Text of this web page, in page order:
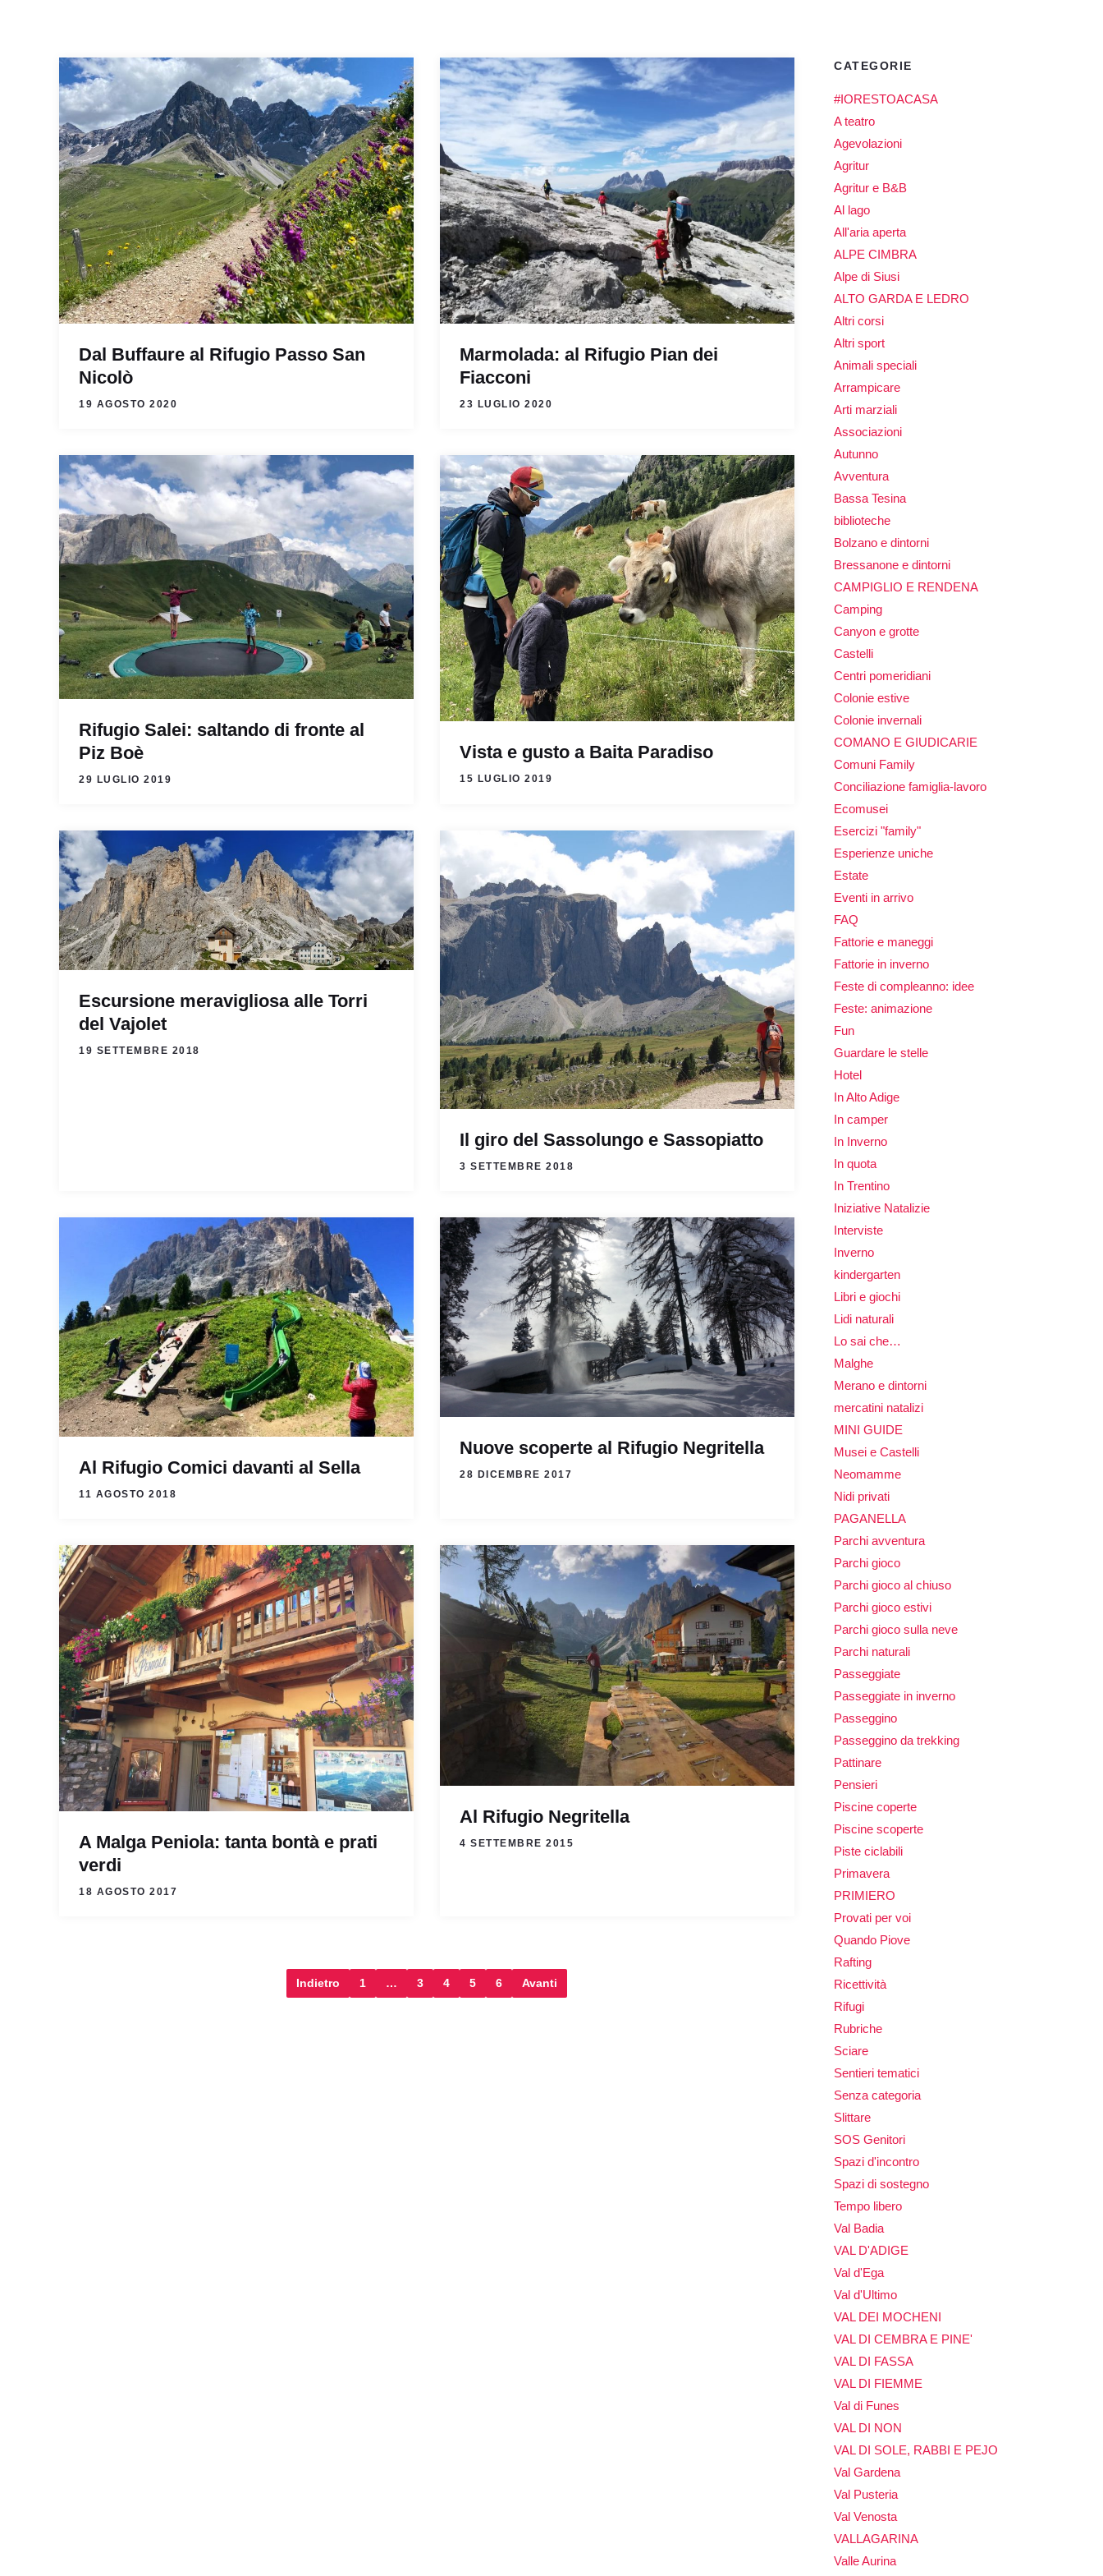
Dal Buffaure al Rifugio Passo San
Nicolò
19 AGOSTO 2020
Marmolada: al Rifugio Pian dei
Fiacconi
23 LUGLIO 2020
Rifugio Salei: saltando di fronte al
Piz Boè
29 LUGLIO 2019
Vista e gusto a Baita Paradiso
15 LUGLIO 2019
Escursione meravigliosa alle Torri
del Vajolet
19 SETTEMBRE 2018
Il giro del Sassolungo e Sassopiatto
3 SETTEMBRE 2018
Al Rifugio Comici davanti al Sella
11 AGOSTO 2018
Nuove scoperte al Rifugio Negritella
28 DICEMBRE 2017
A Malga Peniola: tanta bontà e prati
verdi
18 AGOSTO 2017
Al Rifugio Negritella
4 SETTEMBRE 2015
Indietro 1 … 3 4 5 6 Avanti
CATEGORIE
#IORESTOACASA
A teatro
Agevolazioni
Agritur
Agritur e B&B
Al lago
All'aria aperta
ALPE CIMBRA
Alpe di Siusi
ALTO GARDA E LEDRO
Altri corsi
Altri sport
Animali speciali
Arrampicare
Arti marziali
Associazioni
Autunno
Avventura
Bassa Tesina
biblioteche
Bolzano e dintorni
Bressanone e dintorni
CAMPIGLIO E RENDENA
Camping
Canyon e grotte
Castelli
Centri pomeridiani
Colonie estive
Colonie invernali
COMANO E GIUDICARIE
Comuni Family
Conciliazione famiglia-lavoro
Ecomusei
Esercizi "family"
Esperienze uniche
Estate
Eventi in arrivo
FAQ
Fattorie e maneggi
Fattorie in inverno
Feste di compleanno: idee
Feste: animazione
Fun
Guardare le stelle
Hotel
In Alto Adige
In camper
In Inverno
In quota
In Trentino
Iniziative Natalizie
Interviste
Inverno
kindergarten
Libri e giochi
Lidi naturali
Lo sai che…
Malghe
Merano e dintorni
mercatini natalizi
MINI GUIDE
Musei e Castelli
Neomamme
Nidi privati
PAGANELLA
Parchi avventura
Parchi gioco
Parchi gioco al chiuso
Parchi gioco estivi
Parchi gioco sulla neve
Parchi naturali
Passeggiate
Passeggiate in inverno
Passeggino
Passeggino da trekking
Pattinare
Pensieri
Piscine coperte
Piscine scoperte
Piste ciclabili
Primavera
PRIMIERO
Provati per voi
Quando Piove
Rafting
Ricettività
Rifugi
Rubriche
Sciare
Sentieri tematici
Senza categoria
Slittare
SOS Genitori
Spazi d'incontro
Spazi di sostegno
Tempo libero
Val Badia
VAL D'ADIGE
Val d'Ega
Val d'Ultimo
VAL DEI MOCHENI
VAL DI CEMBRA E PINE'
VAL DI FASSA
VAL DI FIEMME
Val di Funes
VAL DI NON
VAL DI SOLE, RABBI E PEJO
Val Gardena
Val Pusteria
Val Venosta
VALLAGARINA
Valle Aurina